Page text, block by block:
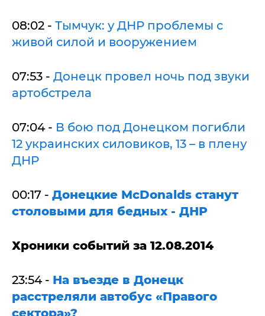
08:02 - Тымчук: у ДНР проблемы с
живой силой и вооружением
07:53 - Донецк провел ночь под звуки
артобстрела
07:04 - В бою под Донецком погибли
12 украинских силовиков, 13 – в плену
ДНР
00:17 - Донецкие McDonalds станут
столовыми для бедных - ДНР
Хроники событий за 12.08.2014
23:54 - На въезде в Донецк
расстреляли автобус «Правого
сектора»?